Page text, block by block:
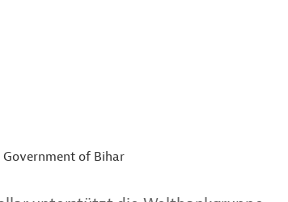
Government of Bihar